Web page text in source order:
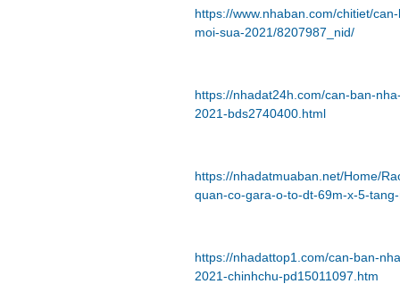
https://www.nhaban.com/chitiet/
moi-sua-2021/8207987_nid/
https://nhadat24h.com/can-ban-
2021-bds2740400.html
https://nhadatmuaban.net/Home/
quan-co-gara-o-to-dt-69m-x-5-
https://nhadattop1.com/can-ban-
2021-chinhchu-pd15011097.htm